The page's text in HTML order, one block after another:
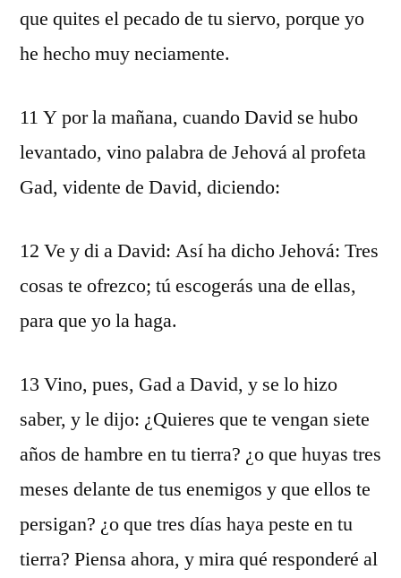
que quites el pecado de tu siervo, porque yo
he hecho muy neciamente.
11 Y por la mañana, cuando David se hubo
levantado, vino palabra de Jehová al profeta
Gad, vidente de David, diciendo:
12 Ve y di a David: Así ha dicho Jehová: Tres
cosas te ofrezco; tú escogerás una de ellas,
para que yo la haga.
13 Vino, pues, Gad a David, y se lo hizo
saber, y le dijo: ¿Quieres que te vengan siete
años de hambre en tu tierra? ¿o que huyas tres
meses delante de tus enemigos y que ellos te
persigan? ¿o que tres días haya peste en tu
tierra? Piensa ahora, y mira qué responderé al